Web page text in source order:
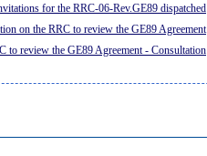
for the RRC-06-Rev.GE89 dispatched...
on the RRC to review the GE89 Agreement
to review the GE89 Agreement - Consultation